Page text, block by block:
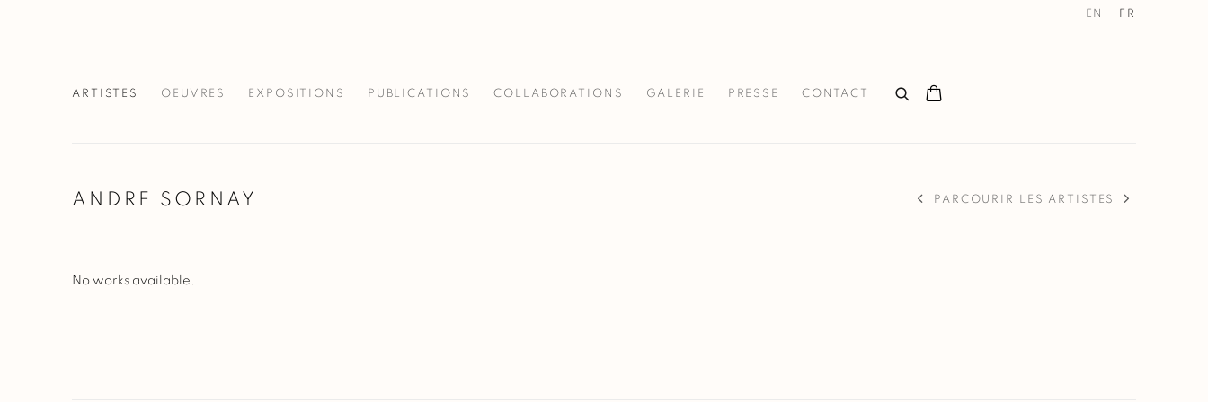
ARTISTES OEUVRES EXPOSITIONS PUBLICATIONS COLLABORATIONS GALERIE PRESSE CONTACT
EN FR
ANDRE SORNAY PARCOURIR LES ARTISTES
No works available.